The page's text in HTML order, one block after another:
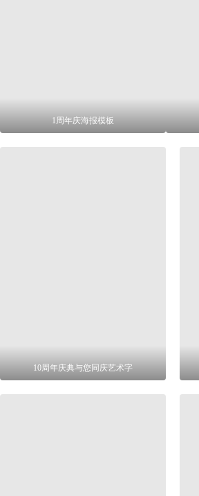
1周年庆海报模板
10周年庆典与您同庆艺术字